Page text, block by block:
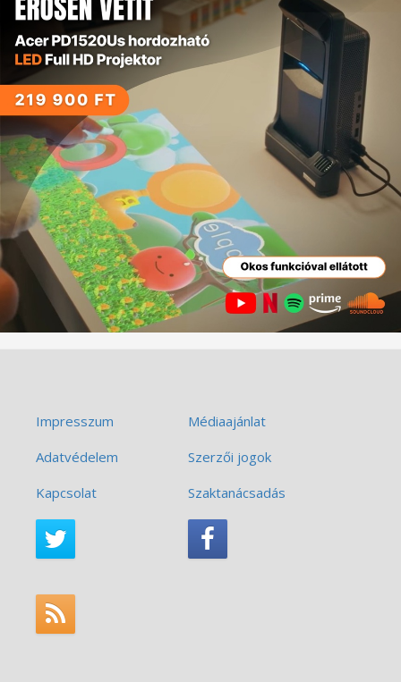
Impresszum
Médiaajánlat
Adatvédelem
Szerzői jogok
Kapcsolat
Szaktanácsadás